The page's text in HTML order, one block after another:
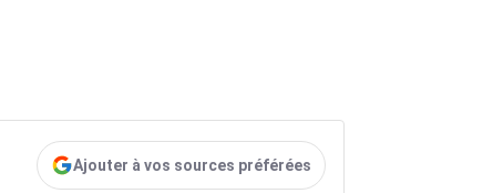
Ajouter à vos sources préférées